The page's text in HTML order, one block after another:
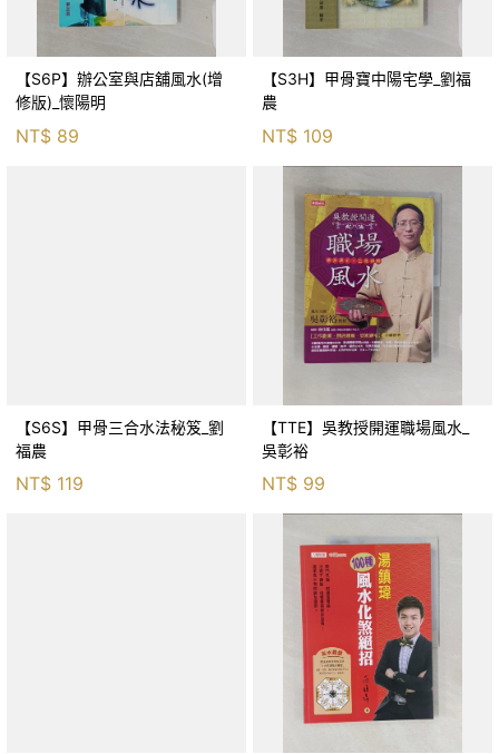
【S6P】辦公室與店舖風水(增
修版)_懷陽明
NT$ 89
【S3H】甲骨寶中陽宅學_劉福
農
NT$ 109
【S6S】甲骨三合水法秘笈_劉
福農
NT$ 119
【TTE】吳教授開運職場風水_
吳彰裕
NT$ 99